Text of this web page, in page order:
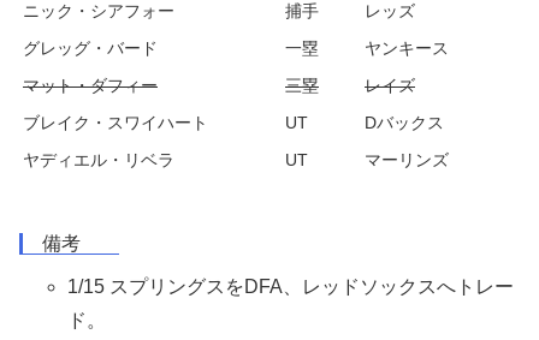
ニック・シアフォー
捕手
レッズ
グレッグ・バード
一塁
ヤンキース
マット・ダフィー
三塁
レイズ
ブレイク・スワイハート
UT
Dバックス
ヤディエル・リベラ
UT マーリンズ
備考
1/15 スプリングスをDFA、レッドソックスへトレー
ド。